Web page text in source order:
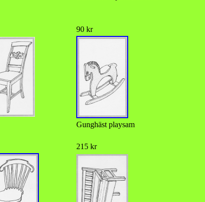
90 kr
Gunghäst playsam
215 kr